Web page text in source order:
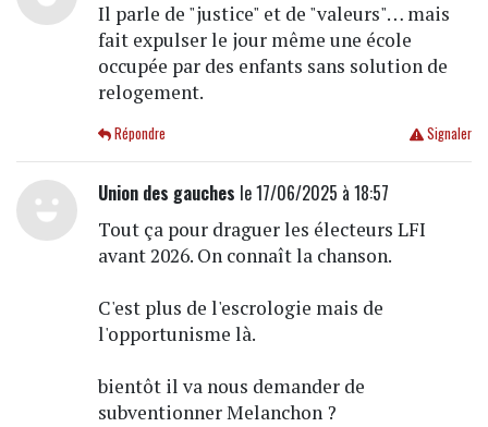
Il parle de "justice" et de "valeurs"… mais
fait expulser le jour même une école
occupée par des enfants sans solution de
relogement.
Signaler
Répondre
Union des gauches le 17/06/2025 à 18:57
Tout ça pour draguer les électeurs LFI
avant 2026. On connaît la chanson.
C'est plus de l'escrologie mais de
l'opportunisme là.
bientôt il va nous demander de
subventionner Melanchon ?